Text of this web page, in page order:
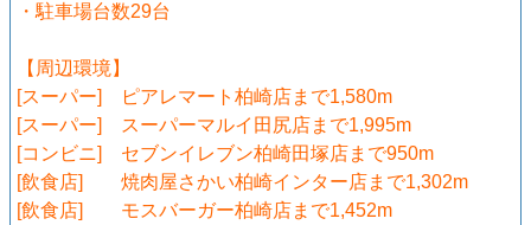
・駐車場台数29台
【周辺環境】
[スーパー] ピアレマート柏崎店まで1,580m
[スーパー] スーパーマルイ田尻店まで1,995m
[コンビニ] セブンイレブン柏崎田塚店まで950m
[飲食店] 焼肉屋さかい柏崎インター店まで1,302m
[飲食店] モスバーガー柏崎店まで1,452m